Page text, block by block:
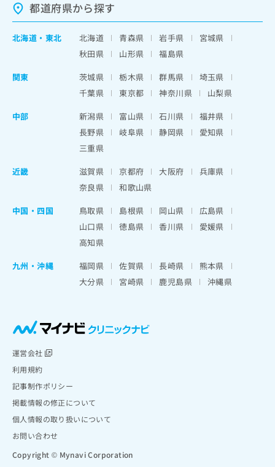
都道府県から探す
北海道 ・ 東北 北海道 青森県 岩手県
宮城県
秋田県
山形県
福島県
関東
茨城県 栃木県 群馬県
埼玉県
千葉県
東京都 神奈川県
山梨県
中部
新潟県 富山県 石川県
福井県
長野県
岐阜県 静岡県
愛知県
三重県
近畿
滋賀県 京都府 大阪府
兵庫県
奈良県
和歌山県
中国・四国
鳥取県 島根県 岡山県
広島県
山口県
徳島県 香川県
愛媛県
高知県
九州・沖縄
福岡県 佐賀県 長崎県
熊本県
大分県
宮崎県 鹿児島県 沖縄県
運営会社
利用規約
記事制作ポリシー
掲載情報の修正について
個人情報の取り扱いについて
お問い合わせ
Copyright © Mynavi Corporation